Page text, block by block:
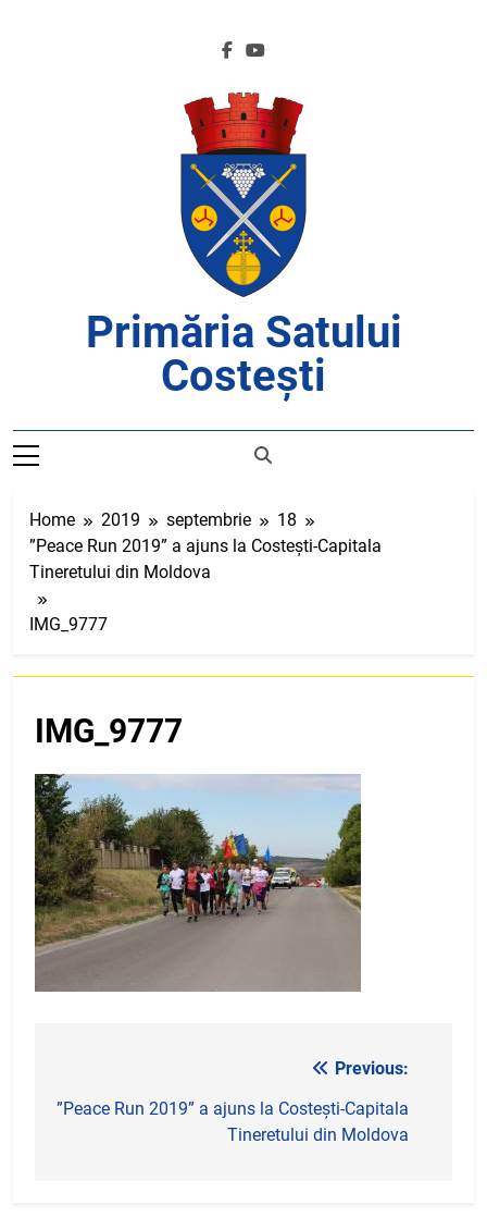
Primăria Satului
Costești
Home 2019 septembrie
18
”Peace Run 2019” a ajuns la Costești-Capitala
Tineretului din Moldova
IMG_9777
IMG_9777
în
Previous:
”Peace Run 2019” a ajuns la Costești-Capitala
Tineretului din Moldova